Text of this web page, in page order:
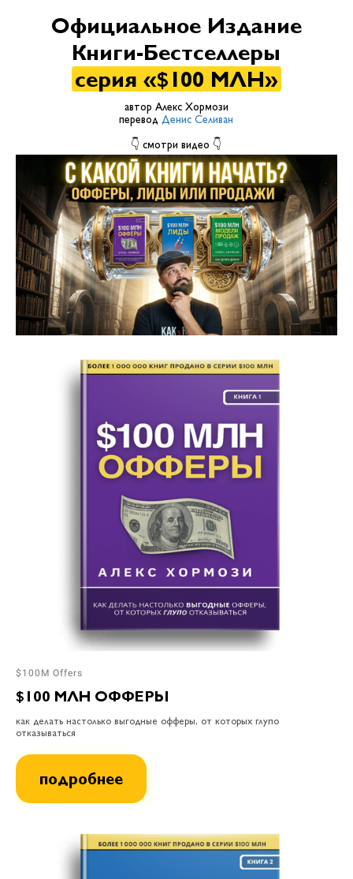
Официальное Издание
Книги-Бестселлеры
серия «$100 МЛН»
автор Алекс Хормози
перевод Денис Селиван
👇 смотри видео 👇
Загрузить видео
$100M Offers
$100 МЛН ОФФЕРЫ
как делать настолько выгодные офферы, от которых глупо
отказываться
подробнее